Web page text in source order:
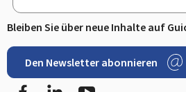
Bleiben Sie über neue Inhalte auf
Den Newsletter abonnieren
FacebookLinkedIn